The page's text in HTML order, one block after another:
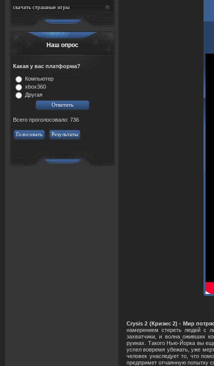
скачать страшные игры
Наш опрос
Какая у вас платформа?
Компьютер
xbox360
Другая
Всего проголосовало: 736
Голосовать Результаты
Crysis 2 (Кризис 2) - Мир
намерением стереть людей с
захватчики, и волна оживших
руинах. Такого Нью-Йорка вы
успел вовремя убежать, уже
человек унаследует то, что
предпримет отчаянную попытку